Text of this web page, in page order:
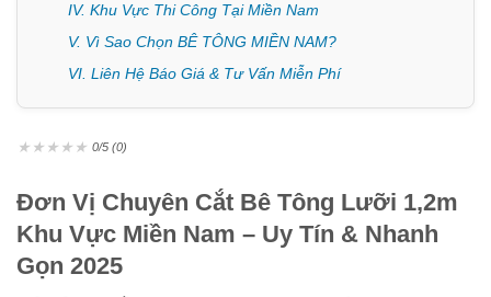
IV. Khu Vực Thi Công Tại Miền Nam
V. Vì Sao Chọn BÊ TÔNG MIỀN NAM?
VI. Liên Hệ Báo Giá & Tư Vấn Miễn Phí
★ ★ ★ ★ ★ 0/5 (0)
Đơn Vị Chuyên Cắt Bê Tông Lưỡi 1,2m
Khu Vực Miền Nam – Uy Tín & Nhanh
Gọn 2025